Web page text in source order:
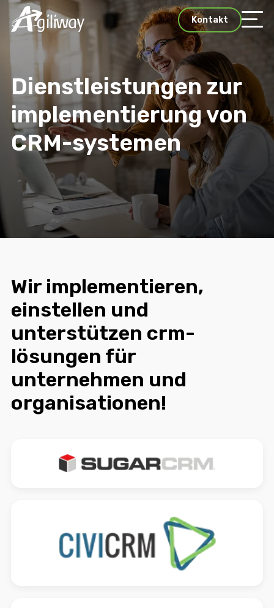
Kontakt
Dienstleistungen zur
implementierung von
CRM-systemen
Wir implementieren,
einstellen und
unterstützen crm-
lösungen für
unternehmen und
organisationen!